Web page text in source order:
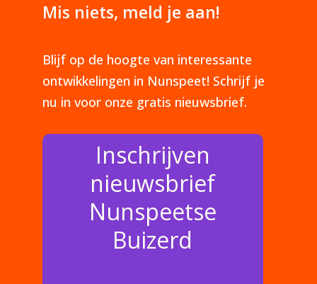
Mis niets, meld je aan!
Blijf op de hoogte van interessante
ontwikkelingen in Nunspeet! Schrijf je
nu in voor onze gratis nieuwsbrief.
Inschrijven
nieuwsbrief
Nunspeetse
Buizerd